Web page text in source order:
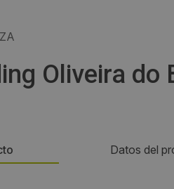
Oliveira do
Datos del